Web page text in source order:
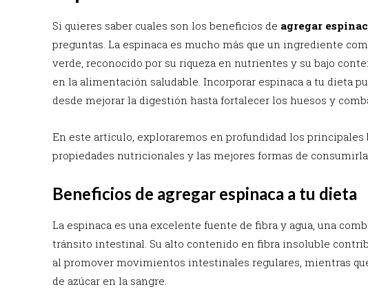
Si quieres saber cuales son los beneficios de agregar
preguntas. La espinaca es mucho más que un ingrediente
verde, reconocido por su riqueza en nutrientes y su bajo
en la alimentación saludable. Incorporar espinaca a tu dieta
desde mejorar la digestión hasta fortalecer los huesos y
En este artículo, exploraremos en profundidad los principales
propiedades nutricionales y las mejores formas de consumirla
Beneficios de agregar espinaca a tu dieta
La espinaca es una excelente fuente de fibra y agua, una
tránsito intestinal. Su alto contenido en fibra insoluble
al promover movimientos intestinales regulares, mientras
de azúcar en la sangre.